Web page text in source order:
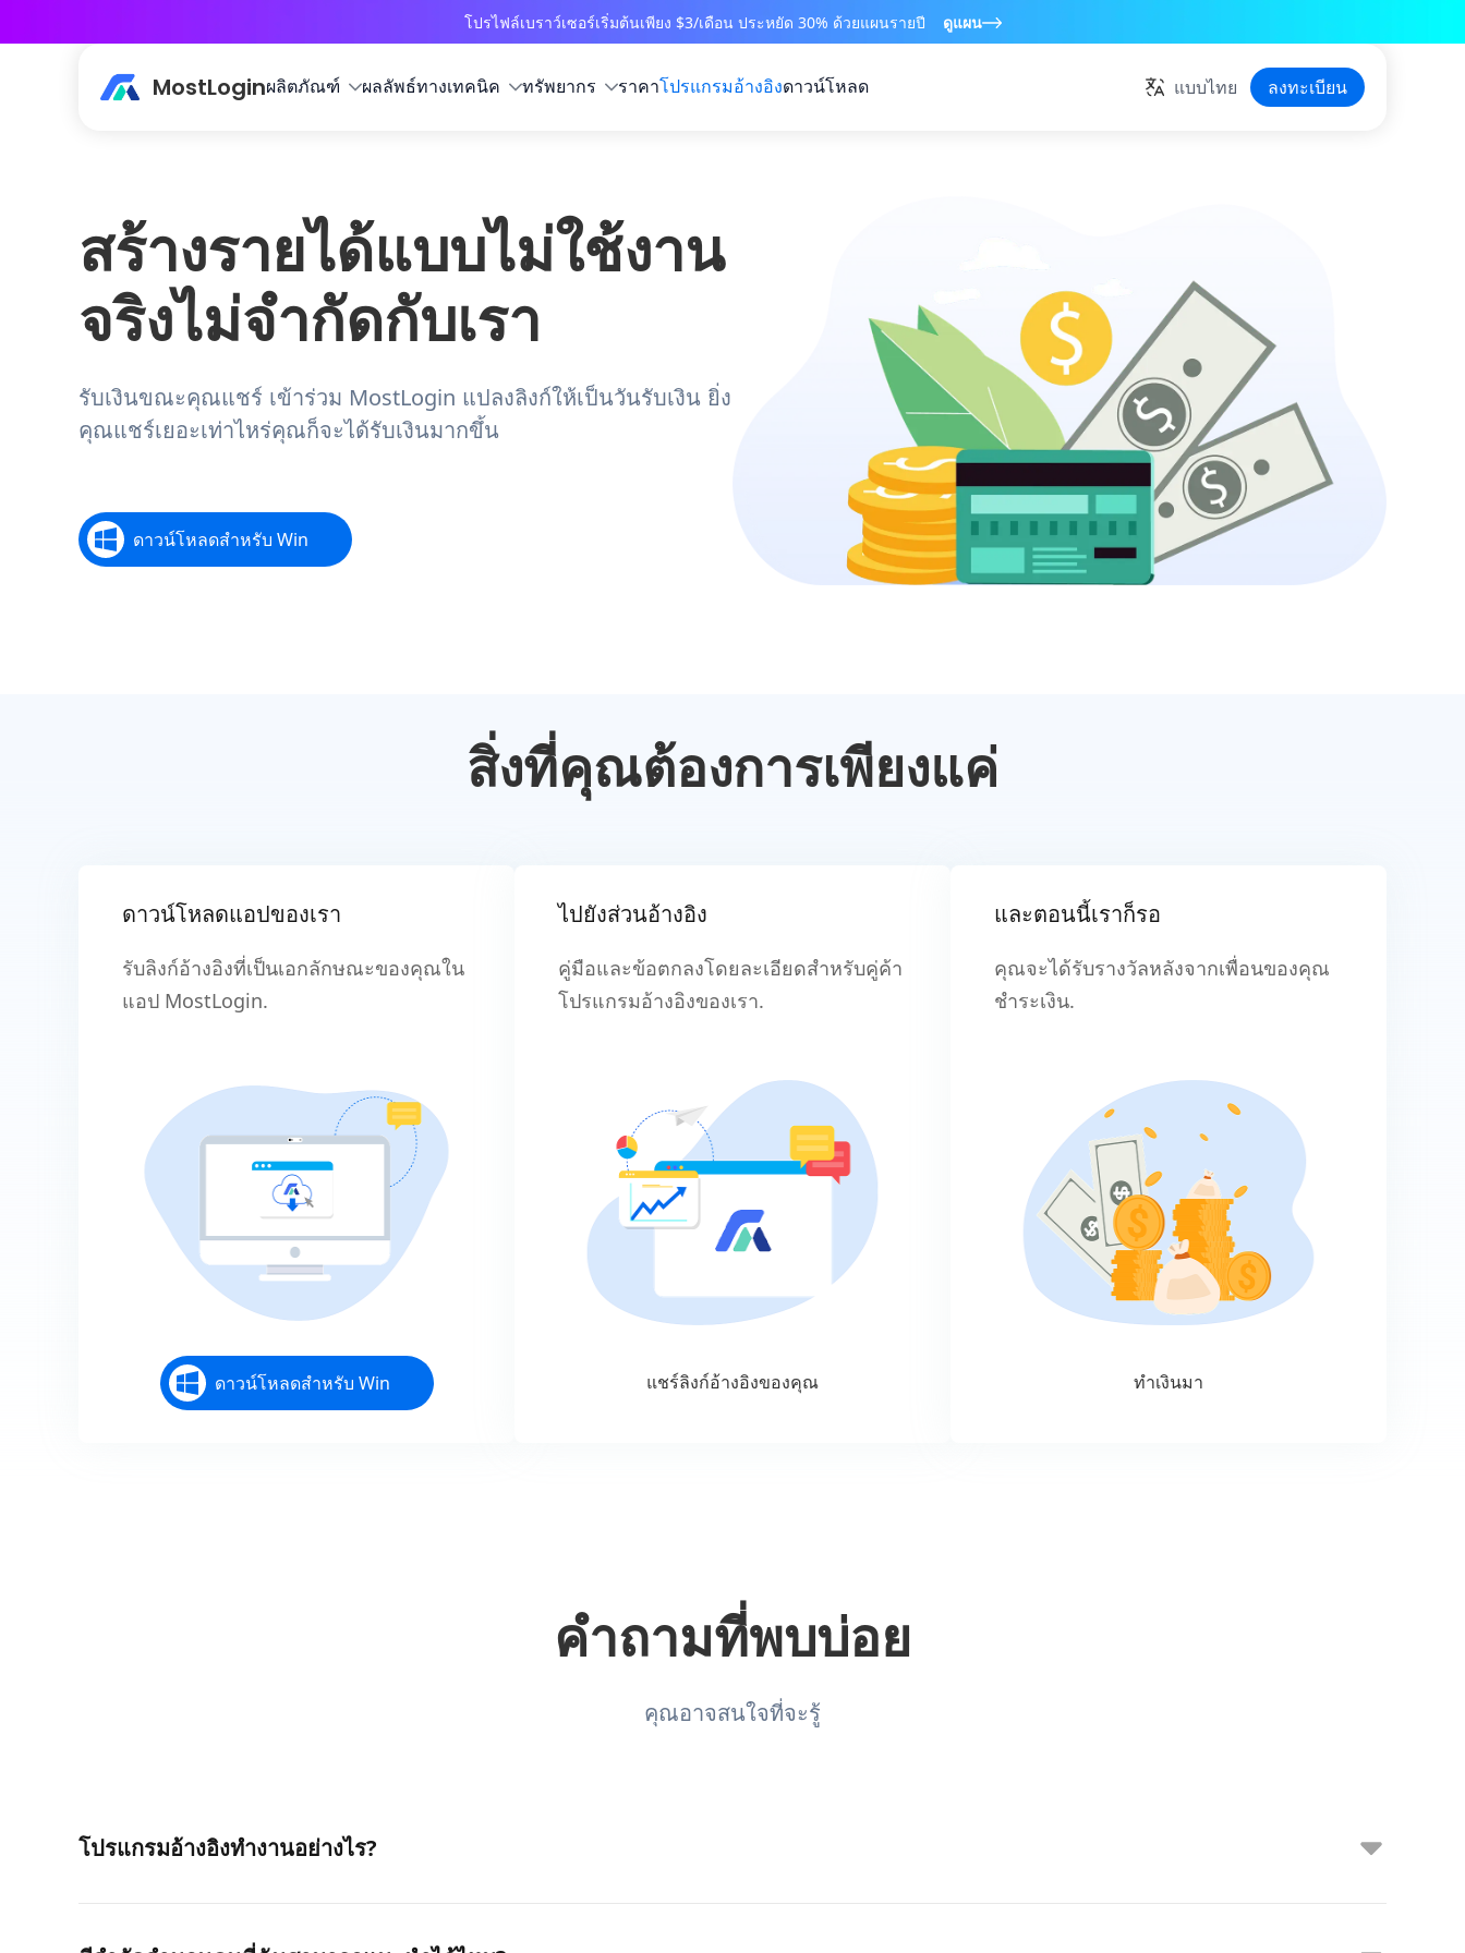
โปรไฟล์เบราว์เซอร์เริ่มต้นเพียง $3/เดือน ประหยัด 30% ด้วยแผนรายปี ดูแผน
MostLoginผลิตภัณฑ์ ผลลัพธ์ทางเทคนิค ทรัพยากร ราคาโปรแกรมอ้างอิงดาวน์โหลด แบบไทย ลงทะเบียน
สร้างรายได้แบบไม่ใช้งาน
จริงไม่จำกัดกับเรา
รับเงินขณะคุณแชร์ เข้าร่วม MostLogin แปลงลิงก์ให้เป็นวันรับเงิน ยิ่ง
คุณแชร์เยอะเท่าไหร่คุณก็จะได้รับเงินมากขึ้น
ดาวน์โหลดสำหรับ Win
สิ่งที่คุณต้องการเพียงแค่
ดาวน์โหลดแอปของเรา
รับลิงก์อ้างอิงที่เป็นเอกลักษณะของคุณใน
แอป MostLogin.
ดาวน์โหลดสำหรับ Win
ไปยังส่วนอ้างอิง
คู่มือและข้อตกลงโดยละเอียดสำหรับคู่ค้า
โปรแกรมอ้างอิงของเรา.
แชร์ลิงก์อ้างอิงของคุณ
และตอนนี้เราก็รอ
คุณจะได้รับรางวัลหลังจากเพื่อนของคุณ
ชำระเงิน.
ทำเงินมา
คำถามที่พบบ่อย
คุณอาจสนใจที่จะรู้
โปรแกรมอ้างอิงทำงานอย่างไร?